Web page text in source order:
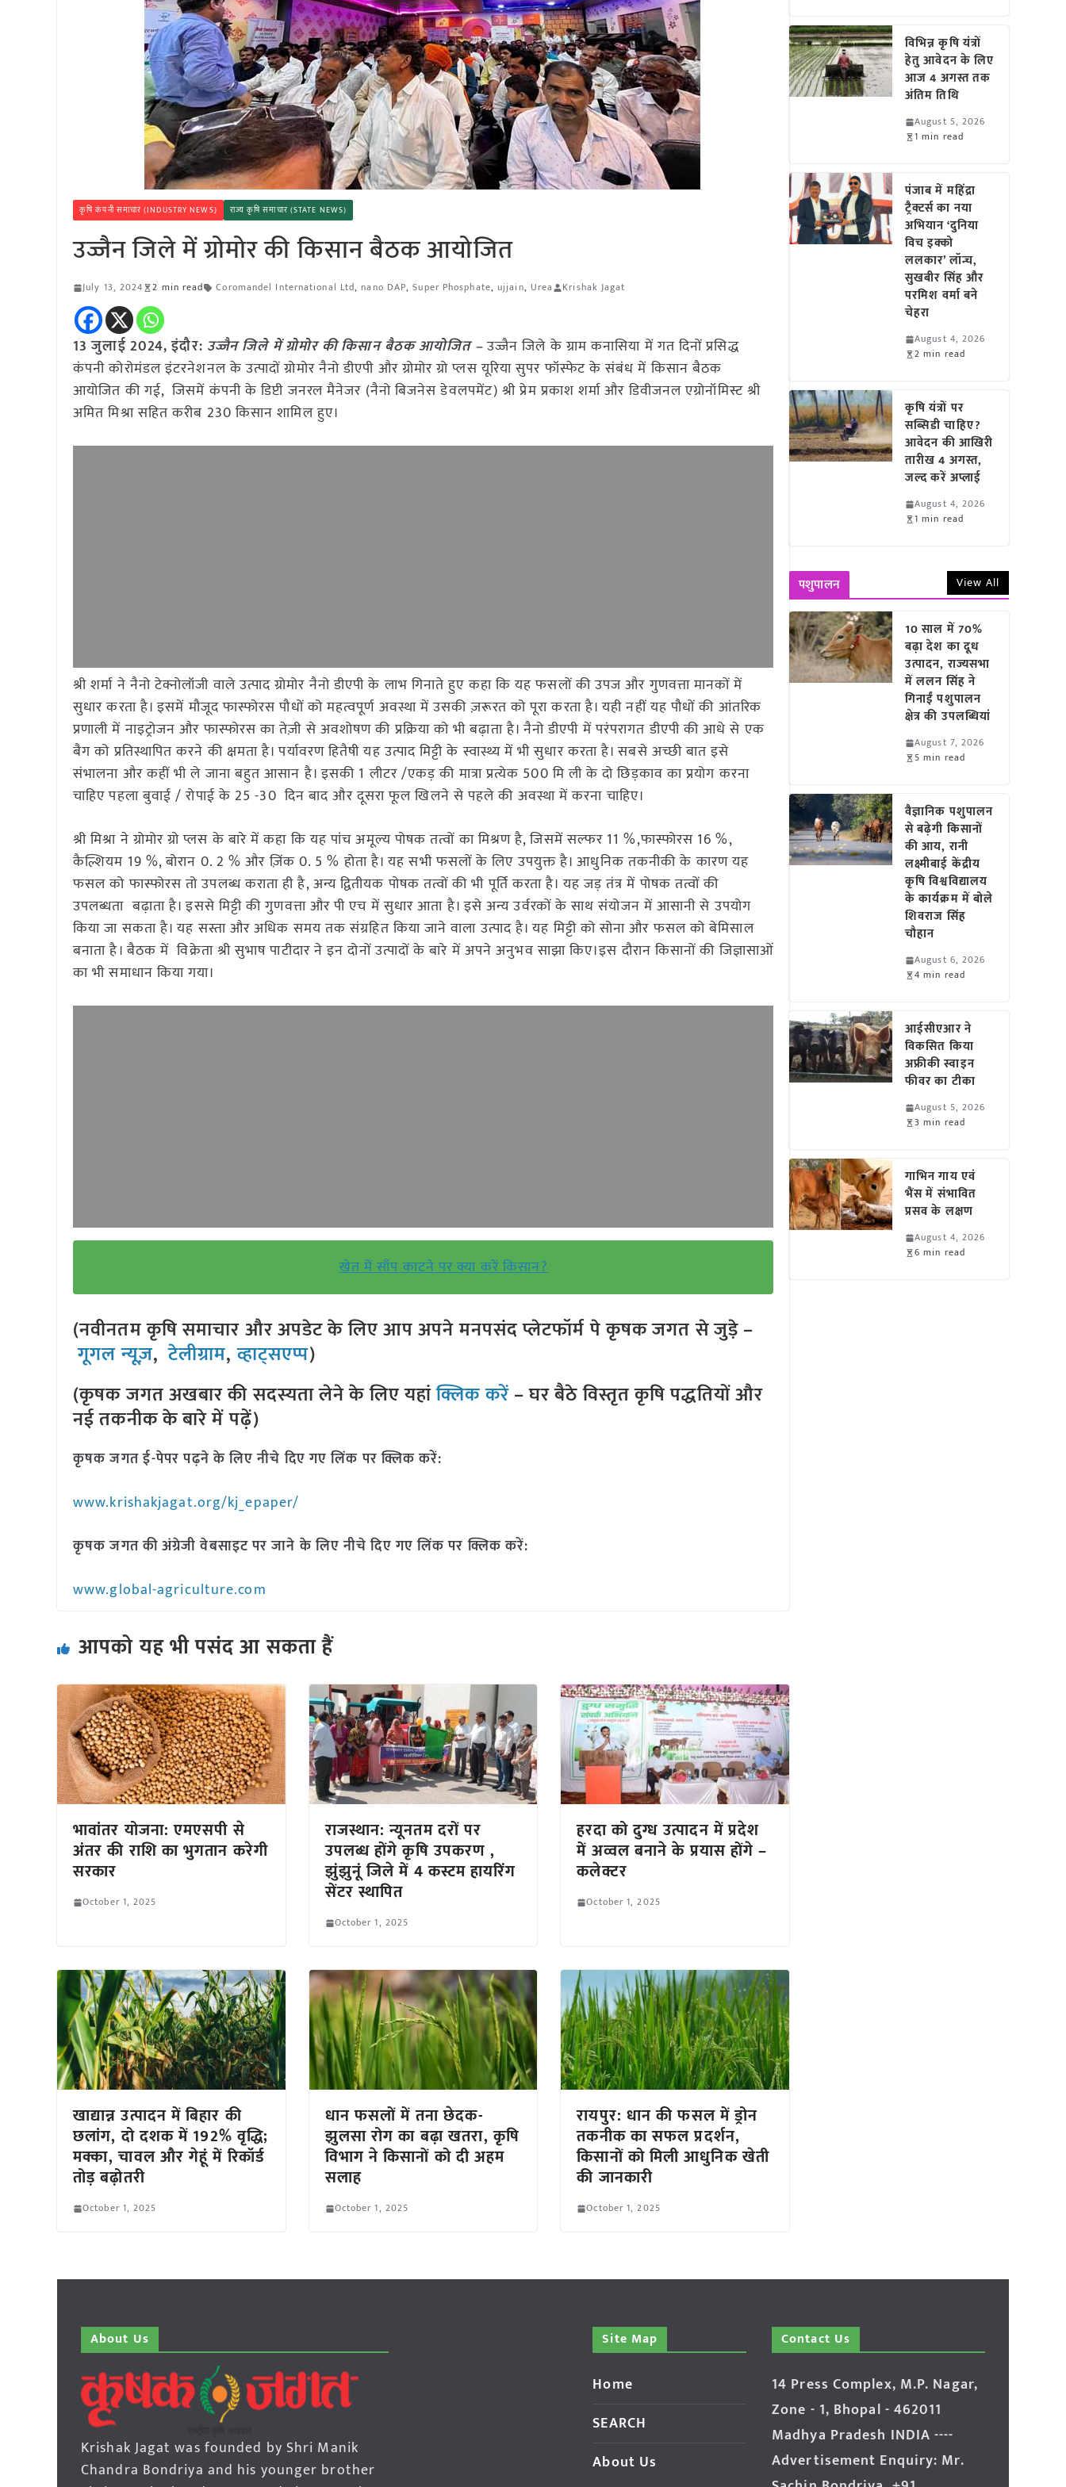
कृषि कंपनी समाचार (INDUSTRY NEWS) राज्य कृषि समाचार (STATE NEWS)
उज्जैन जिले में ग्रोमोर की किसान बैठक आयोजित
July 13, 2024 2 min read Coromandel International Ltd,nano DAP,Super Phosphate,ujjain, Urea Krishak Jagat
13 जुलाई 2024,इंदौर: उज्जैन जिले में ग्रोमोर की किसान बैठक आयोजित –उज्जैन जिले के ग्राम कनासिया में गत दिनों प्रसिद्ध
कंपनी कोरोमंडल इंटरनेशनल के उत्पादों ग्रोमोर नैनो डीएपी और ग्रोमोर ग्रो प्लस यूरिया सुपर फॉस्फेट के संबंध में किसान बैठक
आयोजित की गई, जिसमें कंपनी के डिप्टी जनरल मैनेजर (नैनो बिजनेस डेवलपमेंट) श्री प्रेम प्रकाश शर्मा और डिवीजनल एग्रोनॉमिस्ट श्री
अमित मिश्रा सहित करीब 230 किसान शामिल हुए।
श्री शर्मा ने नैनो टेक्नोलॉजी वाले उत्पाद ग्रोमोर नैनो डीएपी के लाभ गिनाते हुए कहा कि यह फसलों की उपज और गुणवत्ता मानकों में
सुधार करता है। इसमें मौजूद फास्फोरस पौधों को महत्वपूर्ण अवस्था में उसकी ज़रूरत को पूरा करता है। यही नहीं यह पौधों की आंतरिक
प्रणाली में नाइट्रोजन और फास्फोरस का तेज़ी से अवशोषण की प्रक्रिया को भी बढ़ाता है। नैनो डीएपी में परंपरागत डीएपी की आधे से एक
बैग को प्रतिस्थापित करने की क्षमता है। पर्यावरण हितैषी यह उत्पाद मिट्टी के स्वास्थ्य में भी सुधार करता है। सबसे अच्छी बात इसे
संभालना और कहीं भी ले जाना बहुत आसान है। इसकी 1 लीटर /एकड़ की मात्रा प्रत्येक 500 मि ली के दो छिड़काव का प्रयोग करना
चाहिए पहला बुवाई / रोपाई के 25 -30 दिन बाद और दूसरा फूल खिलने से पहले की अवस्था में करना चाहिए।
श्री मिश्रा ने ग्रोमोर ग्रो प्लस के बारे में कहा कि यह पांच अमूल्य पोषक तत्वों का मिश्रण है, जिसमें सल्फर 11 %,फास्फोरस 16 %,
कैल्शियम 19 %, बोरान 0. 2 % और ज़िंक 0. 5 % होता है। यह सभी फसलों के लिए उपयुक्त है। आधुनिक तकनीकी के कारण यह
फसल को फास्फोरस तो उपलब्ध कराता ही है, अन्य द्वितीयक पोषक तत्वों की भी पूर्ति करता है। यह जड़ तंत्र में पोषक तत्वों की
उपलब्धता बढ़ाता है। इससे मिट्टी की गुणवत्ता और पी एच में सुधार आता है। इसे अन्य उर्वरकों के साथ संयोजन में आसानी से उपयोग
किया जा सकता है। यह सस्ता और अधिक समय तक संग्रहित किया जाने वाला उत्पाद है। यह मिट्टी को सोना और फसल को बेमिसाल
बनाता है। बैठक में विक्रेता श्री सुभाष पाटीदार ने इन दोनों उत्पादों के बारे में अपने अनुभव साझा किए।इस दौरान किसानों की जिज्ञासाओं
का भी समाधान किया गया।
खेत में साँप काटने पर क्या करें किसान?
(नवीनतम कृषि समाचार और अपडेट के लिए आप अपने मनपसंद प्लेटफॉर्म पे कृषक जगत से जुड़े –
गूगल न्यूज़,टेलीग्राम,व्हाट्सएप्प)
(कृषक जगत अखबार की सदस्यता लेने के लिए यहांक्लिक करें– घर बैठे विस्तृत कृषि पद्धतियों और
नई तकनीक के बारे में पढ़ें)
कृषक जगत ई-पेपर पढ़ने के लिए नीचे दिए गए लिंक पर क्लिक करें:
www.krishakjagat.org/kj_epaper/
कृषक जगत की अंग्रेजी वेबसाइट पर जाने के लिए नीचे दिए गए लिंक पर क्लिक करें:
www.global-agriculture.com
आपको यह भी पसंद आ सकता हैं
भावांतर योजना: एमएसपी से
अंतर की राशि का भुगतान करेगी
सरकार
October 1, 2025
राजस्थान: न्यूनतम दरों पर
उपलब्ध होंगे कृषि उपकरण ,
झुंझुनूं जिले में 4 कस्टम हायरिंग
सेंटर स्थापित
October 1, 2025
हरदा को दुग्ध उत्पादन में प्रदेश
में अव्वल बनाने के प्रयास होंगे –
कलेक्टर
October 1, 2025
खाद्यान्न उत्पादन में बिहार की
छलांग, दो दशक में 192% वृद्धि;
मक्का, चावल और गेहूं में रिकॉर्ड
तोड़ बढ़ोतरी
October 1, 2025
धान फसलों में तना छेदक-
झुलसा रोग का बढ़ा खतरा, कृषि
विभाग ने किसानों को दी अहम
सलाह
October 1, 2025
रायपुर: धान की फसल में ड्रोन
तकनीक का सफल प्रदर्शन,
किसानों को मिली आधुनिक खेती
की जानकारी
October 1, 2025
विभिन्न कृषि यंत्रों
हेतु आवेदन के लिए
आज 4 अगस्त तक
अंतिम तिथि
August 5, 2026
1 min read
पंजाब में महिंद्रा
ट्रैक्टर्स का नया
अभियान ‘दुनिया
विच इक्को
ललकार’ लॉन्च,
सुखबीर सिंह और
परमिश वर्मा बने
चेहरा
August 4, 2026
2 min read
कृषि यंत्रों पर
सब्सिडी चाहिए?
आवेदन की आखिरी
तारीख 4 अगस्त,
जल्द करें अप्लाई
August 4, 2026
1 min read
पशुपालन View All
10 साल में 70%
बढ़ा देश का दूध
उत्पादन, राज्यसभा
में ललन सिंह ने
गिनाईं पशुपालन
क्षेत्र की उपलब्धियां
August 7, 2026
5 min read
वैज्ञानिक पशुपालन
से बढ़ेगी किसानों
की आय, रानी
लक्ष्मीबाई केंद्रीय
कृषि विश्वविद्यालय
के कार्यक्रम में बोले
शिवराज सिंह
चौहान
August 6, 2026
4 min read
आईसीएआर ने
विकसित किया
अफ्रीकी स्वाइन
फीवर का टीका
August 5, 2026
3 min read
गाभिन गाय एवं
भैंस में संभावित
प्रसव के लक्षण
August 4, 2026
6 min read
About Us
Krishak Jagat was founded by Shri Manik
Chandra Bondriya and his younger brother
Site Map
Home
SEARCH
About Us
Contact Us
14 Press Complex, M.P. Nagar,
Zone - 1, Bhopal - 462011
Madhya Pradesh INDIA ----
Advertisement Enquiry: Mr.